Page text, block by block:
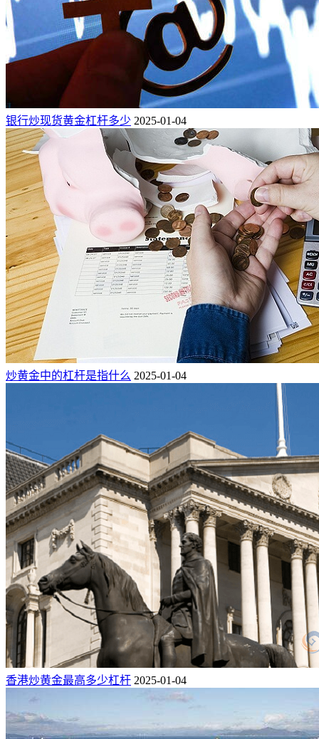
银行炒现货黄金杠杆多少 2025-01-04
炒黄金中的杠杆是指什么 2025-01-04
香港炒黄金最高多少杠杆 2025-01-04